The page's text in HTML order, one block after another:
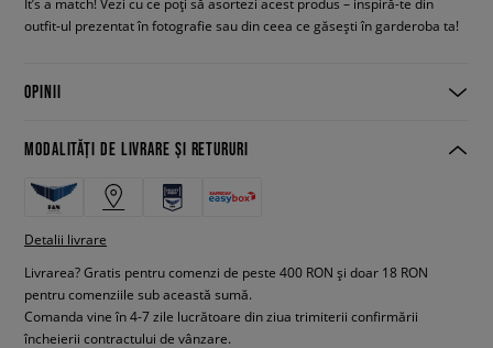
outfit-ul prezentat în fotografie sau din ceea ce găsești în garderoba ta!
OPINII
MODALITĂȚI DE LIVRARE ȘI RETURURI
Detalii livrare
Livrarea? Gratis pentru comenzi de peste 400 RON și doar 18 RON
pentru comenziile sub această sumă.
Comanda vine în 4-7 zile lucrătoare din ziua trimiterii confirmării
încheierii contractului de vânzare.